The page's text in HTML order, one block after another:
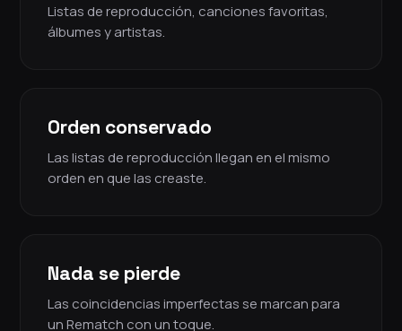
Listas de reproducción, canciones favoritas,
álbumes y artistas.
Orden conservado
Las listas de reproducción llegan en el mismo
orden en que las creaste.
Nada se pierde
Las coincidencias imperfectas se marcan para
un Rematch con un toque.